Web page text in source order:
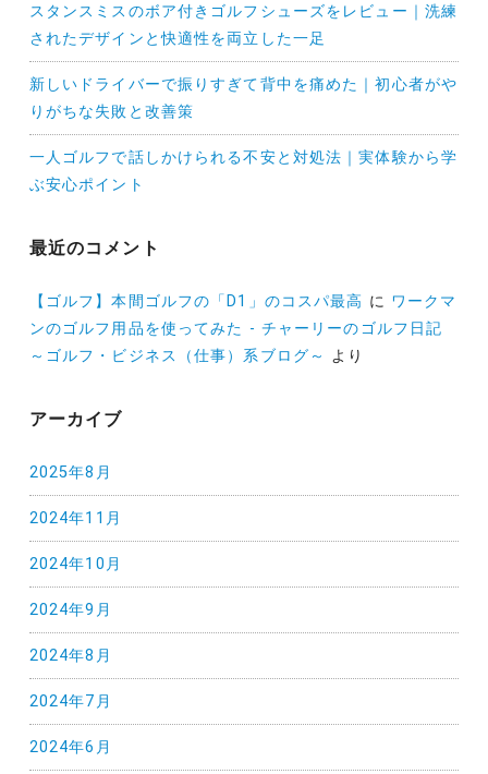
スタンスミスのボア付きゴルフシューズをレビュー｜洗練
されたデザインと快適性を両立した一足
新しいドライバーで振りすぎて背中を痛めた｜初心者がや
りがちな失敗と改善策
一人ゴルフで話しかけられる不安と対処法｜実体験から学
ぶ安心ポイント
最近のコメント
【ゴルフ】本間ゴルフの「D1」のコスパ最高 に ワークマ
ンのゴルフ用品を使ってみた - チャーリーのゴルフ日記
～ゴルフ・ビジネス（仕事）系ブログ～ より
アーカイブ
2025年8月
2024年11月
2024年10月
2024年9月
2024年8月
2024年7月
2024年6月